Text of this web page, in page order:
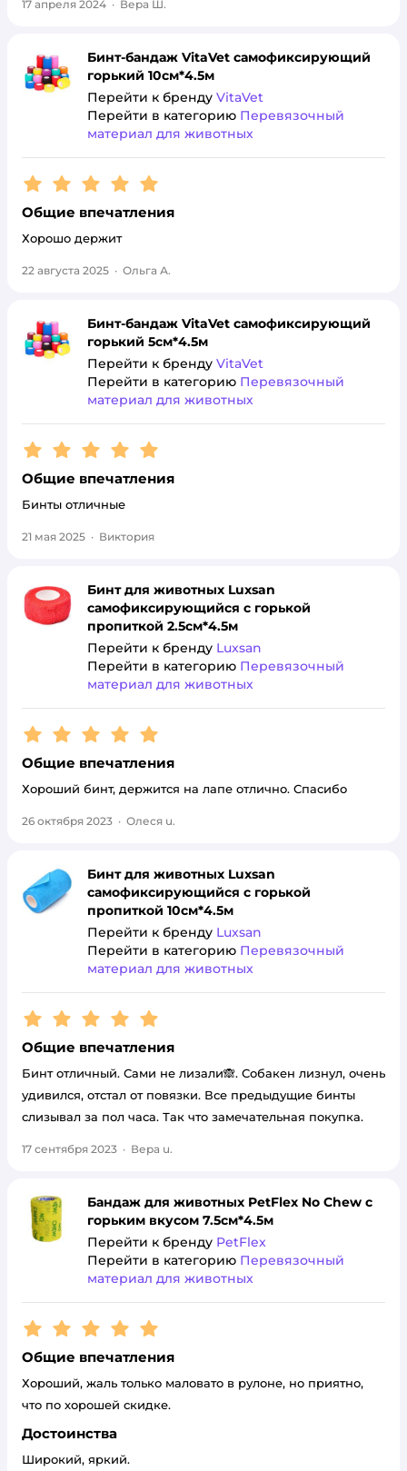
17 апреля 2024 · Вера Ш.
Бинт-бандаж VitaVet самофиксирующий
горький 10см*4.5м
Перейти к бренду VitaVet
Перейти в категорию Перевязочный
материал для животных
Рейтинг:5
Общие впечатления
Хорошо держит
22 августа 2025 · Ольга А.
Бинт-бандаж VitaVet самофиксирующий
горький 5см*4.5м
Перейти к бренду VitaVet
Перейти в категорию Перевязочный
материал для животных
Рейтинг:5
Общие впечатления
Бинты отличные
21 мая 2025 · Виктория
Бинт для животных Luxsan
самофиксирующийся с горькой
пропиткой 2.5см*4.5м
Перейти к бренду Luxsan
Перейти в категорию Перевязочный
материал для животных
Рейтинг:5
Общие впечатления
Хороший бинт, держится на лапе отлично. Спасибо
26 октября 2023 · Олеся u.
Бинт для животных Luxsan
самофиксирующийся с горькой
пропиткой 10см*4.5м
Перейти к бренду Luxsan
Перейти в категорию Перевязочный
материал для животных
Рейтинг:5
Общие впечатления
Бинт отличный. Сами не лизали🙈. Собакен лизнул, очень
удивился, отстал от повязки. Все предыдущие бинты
слизывал за пол часа. Так что замечательная покупка.
17 сентября 2023 · Вера u.
Бандаж для животных PetFlex No Chew с
горьким вкусом 7.5см*4.5м
Перейти к бренду PetFlex
Перейти в категорию Перевязочный
материал для животных
Рейтинг:5
Общие впечатления
Хороший, жаль только маловато в рулоне, но приятно,
что по хорошей скидке.
Достоинства
Широкий, яркий.